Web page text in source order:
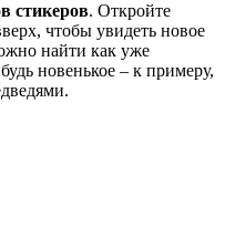
стикеров. Откройте
чтобы увидеть новое
найти как уже
новенькое – к примеру,